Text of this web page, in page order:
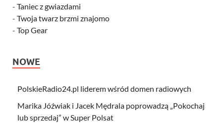
- Taniec z gwiazdami
- Twoja twarz brzmi znajomo
- Top Gear
NOWE
PolskieRadio24.pl liderem wśród domen radiowych
Marika Jóźwiak i Jacek Mędrala poprowadzą „Pokochaj
lub sprzedaj” w Super Polsat